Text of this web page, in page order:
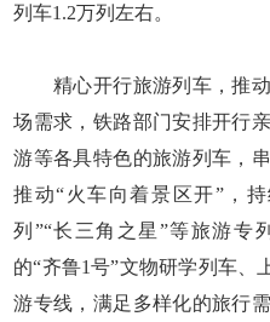
列车1.2万列左右。
精心开行旅游列车，推动
场需求，铁路部门安排开行
游等各具特色的旅游列车，
推动“火车向着景区开”，
列”“长三角之星”等旅游专
的“齐鲁1号”文物研学列车、
游专线，满足多样化的旅行